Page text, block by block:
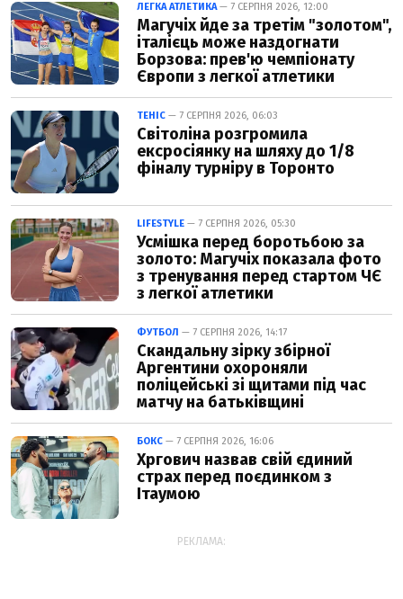
ЛЕГКА АТЛЕТИКА— 7 СЕРПНЯ 2026, 12:00
Магучіх йде за третім "золотом",
італієць може наздогнати
Борзова: прев'ю чемпіонату
Європи з легкої атлетики
ТЕНІС — 7 СЕРПНЯ 2026, 06:03
Світоліна розгромила
ексросіянку на шляху до 1/8
фіналу турніру в Торонто
LIFESTYLE — 7 СЕРПНЯ 2026, 05:30
Усмішка перед боротьбою за
золото: Магучіх показала фото
з тренування перед стартом ЧЄ
з легкої атлетики
ФУТБОЛ — 7 СЕРПНЯ 2026, 14:17
Скандальну зірку збірної
Аргентини охороняли
поліцейські зі щитами під час
матчу на батьківщині
БОКС — 7 СЕРПНЯ 2026, 16:06
Хргович назвав свій єдиний
страх перед поєдинком з
Ітаумою
РЕКЛАМА: